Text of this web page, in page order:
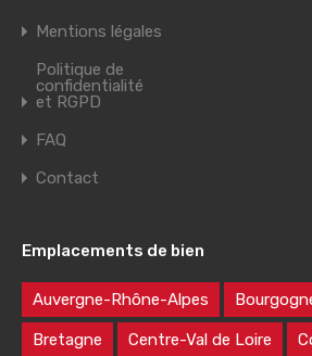
Mentions légales
Politique de
confidentialité
et RGPD
FAQ
Contact
Emplacements de bien
Auvergne-Rhône-Alpes
Bretagne Centre-Val de Loire